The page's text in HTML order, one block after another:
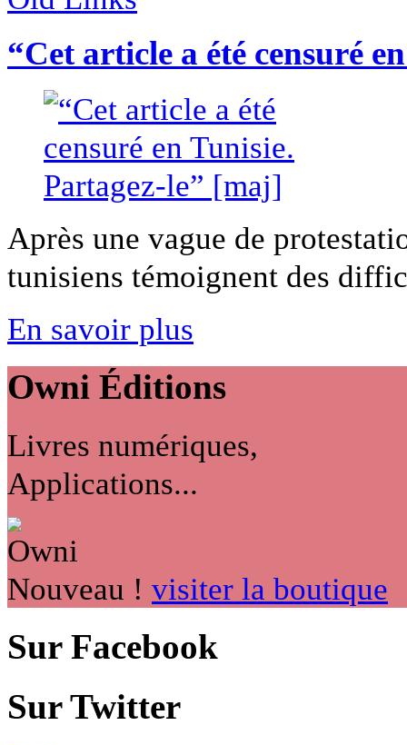
“Cet article a été censuré
Après une vague de
tunisiens témoignent des
En savoir plus
Owni Éditions
Livres numériques,
Applications...
Nouveau ! visiter la boutique
Sur Facebook
Sur Twitter